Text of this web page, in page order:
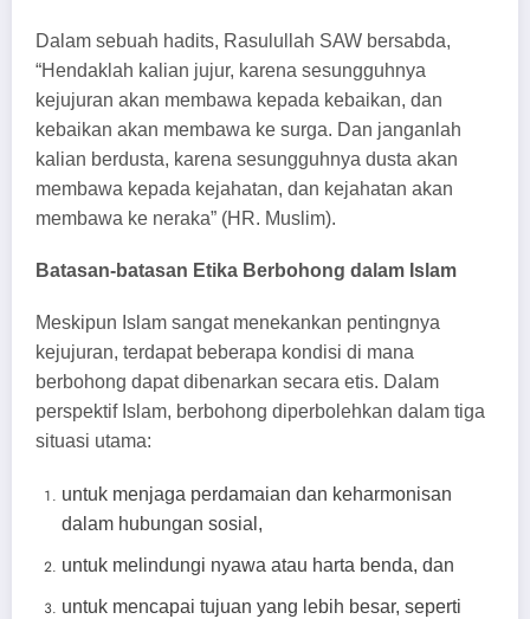
Dalam sebuah hadits, Rasulullah SAW bersabda,
“Hendaklah kalian jujur, karena sesungguhnya
kejujuran akan membawa kepada kebaikan, dan
kebaikan akan membawa ke surga. Dan janganlah
kalian berdusta, karena sesungguhnya dusta akan
membawa kepada kejahatan, dan kejahatan akan
membawa ke neraka” (HR. Muslim).
Batasan-batasan Etika Berbohong dalam Islam
Meskipun Islam sangat menekankan pentingnya
kejujuran, terdapat beberapa kondisi di mana
berbohong dapat dibenarkan secara etis. Dalam
perspektif Islam, berbohong diperbolehkan dalam tiga
situasi utama:
untuk menjaga perdamaian dan keharmonisan
dalam hubungan sosial,
untuk melindungi nyawa atau harta benda, dan
untuk mencapai tujuan yang lebih besar, seperti